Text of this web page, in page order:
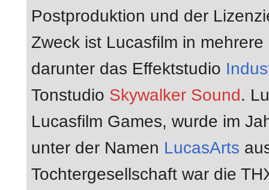
Postproduktion und der
Zweck ist Lucasfilm in
darunter das Effektstudio
Tonstudio Skywalker Sound.
Lucasfilm Games, wurde im
unter der Namen LucasArts
Tochtergesellschaft war die